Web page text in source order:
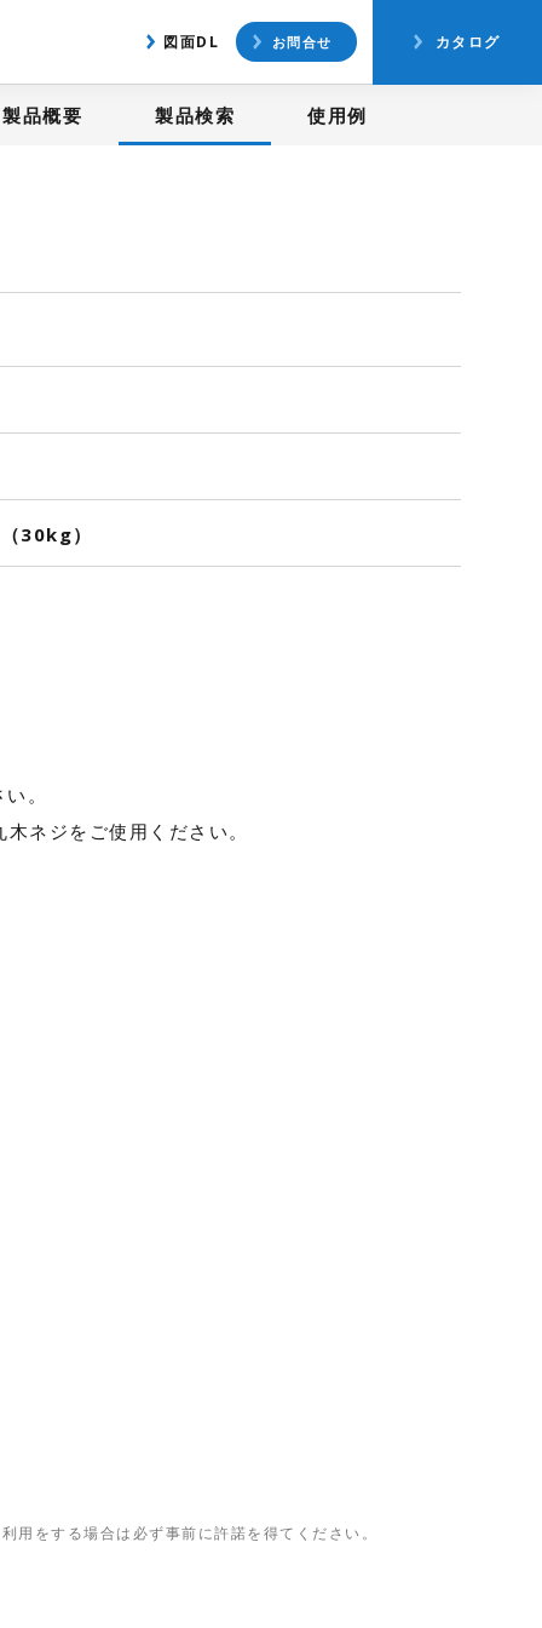
図面DL お問合せ カタログ
製品概要 製品検索 使用例
30kg）
。
ネジをご使用ください。
をする場合は必ず事前に許諾を得てください。